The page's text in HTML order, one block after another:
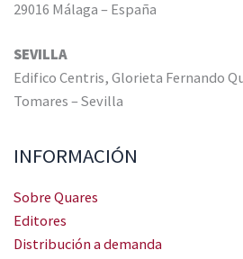
29016 Málaga – España
SEVILLA
Edifico Centris, Glorieta Fernando
Tomares – Sevilla
INFORMACIÓN
Sobre Quares
Editores
Distribución a demanda